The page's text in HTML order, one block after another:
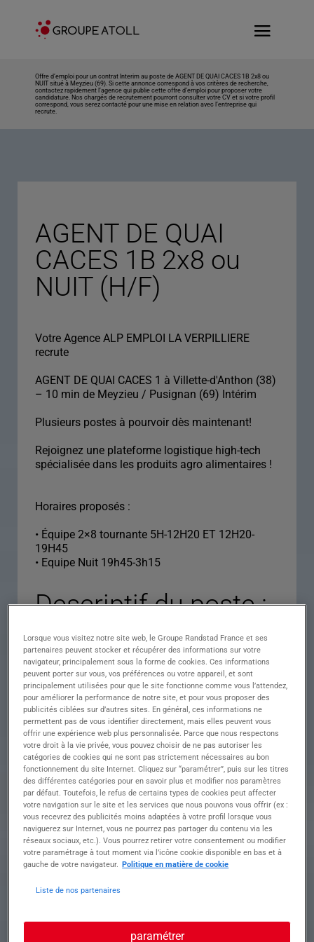
Offre d’emploi pour un contrat Interim au poste de AGENT DE QUAI CACES 1B 2x8 ou
NUIT situé à Meyzieu (69). Si cette annonce correspond à vos critères de recherche,
contactez rapidement l’agence qui publie cette offre d’emploi pour proposer votre
candidature. Nos chargés de recrutement pourront consulter votre CV et si votre profil
correspond, vous serez contacté pour une mise en relation avec l’entreprise qui
recrute.
AGENT DE QUAI
CACES 1B 2x8 ou
NUIT (H/F)
Votre Agence ALP EMPLOI LA VERPILLIERE
recrute
AGENT DE QUAI CACES 1 à Villette-d'Anthon (38)
– 10 min de Meyzieu / Pusignan (69) Intérim
Plusieurs postes à pourvoir dès maintenant!
Rejoignez une plateforme logistique high-tech
spécialisée dans les produits agro alimentaires !
Horaires proposés :
• Équipe 2×8 tournante 5H-12H20 ET 12H20-
19H45
• Equipe Nuit 19h45-3h15
Descriptif du poste :
AGENT DE QUAI
CACES 1B 2x8 ou
NUIT
Descriptif du poste : Vos missions concrètes :
• Chargement de palettes selon plan de
chargement fruits & légumes frais, viandes,
laitages, alcools, produits secs, jouets, épicerie...
• Utiliser scanner/PDA
• Conduire un chariot autoporté CACES 1B
** BUS/NAVETTE à partir du 4 AOUT disponible
Lorsque vous visitez notre site web, le Groupe Randstad France et ses
partenaires peuvent stocker et récupérer des informations sur votre
navigateur, principalement sous la forme de cookies. Ces informations
peuvent porter sur vous, vos préférences ou votre appareil, et sont
principalement utilisées pour que le site fonctionne comme vous l’attendez,
pour améliorer la performance de notre site, et pour vous proposer des
publicités ciblées sur d’autres sites. En général, ces informations ne
permettent pas de vous identifier directement, mais elles peuvent vous
offrir une expérience web plus personnalisée. Parce que nous respectons
votre droit à la vie privée, vous pouvez choisir de ne pas autoriser les
catégories de cookies qui ne sont pas strictement nécessaires au bon
fonctionnement du site Internet. Cliquez sur “paramétrer”, puis sur les titres
des différentes catégories pour en savoir plus et modifier nos paramètres
par défaut. Toutefois, le refus de certains types de cookies peut affecter
votre navigation sur le site et les services que nous pouvons vous offrir (ex :
vous recevrez des publicités moins adaptées à votre profil lorsque vous
naviguerez sur Internet, vous ne pourrez pas partager du contenu via les
réseaux sociaux, etc.). Vous pourrez retirer votre consentement ou modifier
votre paramétrage à tout moment via l’icône cookie disponible en bas et à
gauche de votre navigateur. Politique en matière de cookie
Liste de nos partenaires
paramétrer